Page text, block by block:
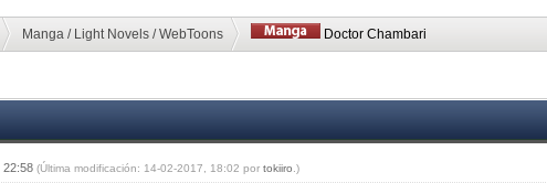
Manga / Light Novels / WebToons Doctor Chambari
22:58(Última modificación: 14-02-2017, 18:02 portokiiro .)